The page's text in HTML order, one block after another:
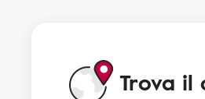
Trova il